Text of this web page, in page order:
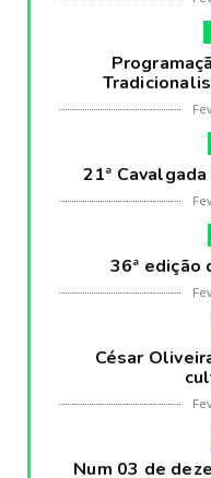
21ª
36ª edição
César
Num 03 de